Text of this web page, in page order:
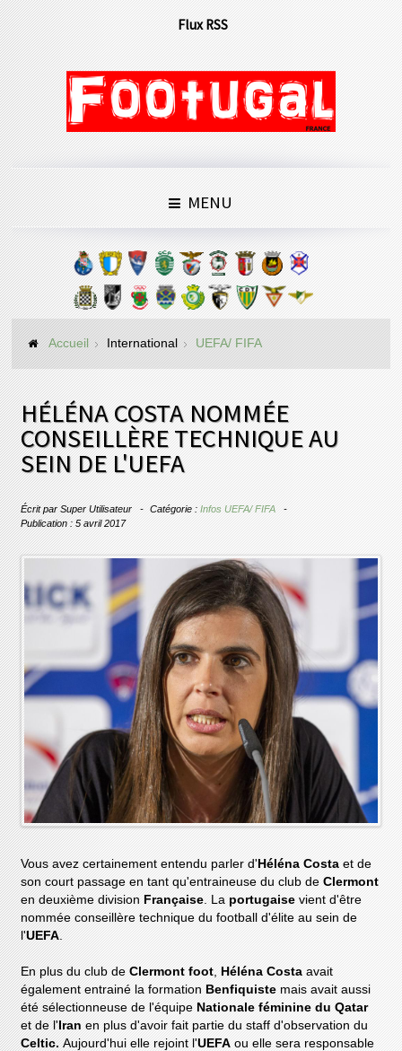
Flux RSS
MENU
Accueil International UEFA/ FIFA
HÉLÉNA COSTA NOMMÉE
CONSEILLÈRE TECHNIQUE AU
SEIN DE L'UEFA
Écrit parSuper Utilisateur Catégorie :Infos UEFA/ FIFA
Publication : 5 avril 2017
Vous avez certainement entendu parler d' Héléna Costa et de
son court passage en tant qu'entraineuse du club deClermont
en deuxième division Française . La portugaisevient d'être
nommée conseillère technique du football d'élite au sein de
l'UEFA.
En plus du club deClermont foot Héléna Costa avait
également entrainé la formation Benfiquistemais avait aussi
été sélectionneuse de l'équipe Nationale féminine du Qatar
et de l' Iran en plus d'avoir fait partie du staff d'observation du
Celtic.Aujourd'hui elle rejoint l'UEFA ou elle sera responsable